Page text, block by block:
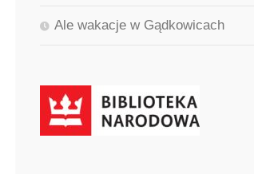
Ale wakacje w Gądkowicach